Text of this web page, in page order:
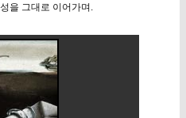
을 그대로 이어가며.